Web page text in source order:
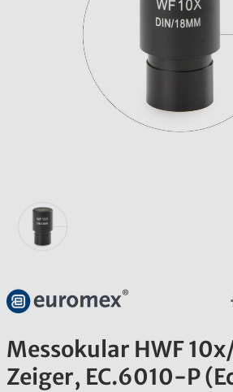
Messokular HWF
Zeiger, EC.6010-P